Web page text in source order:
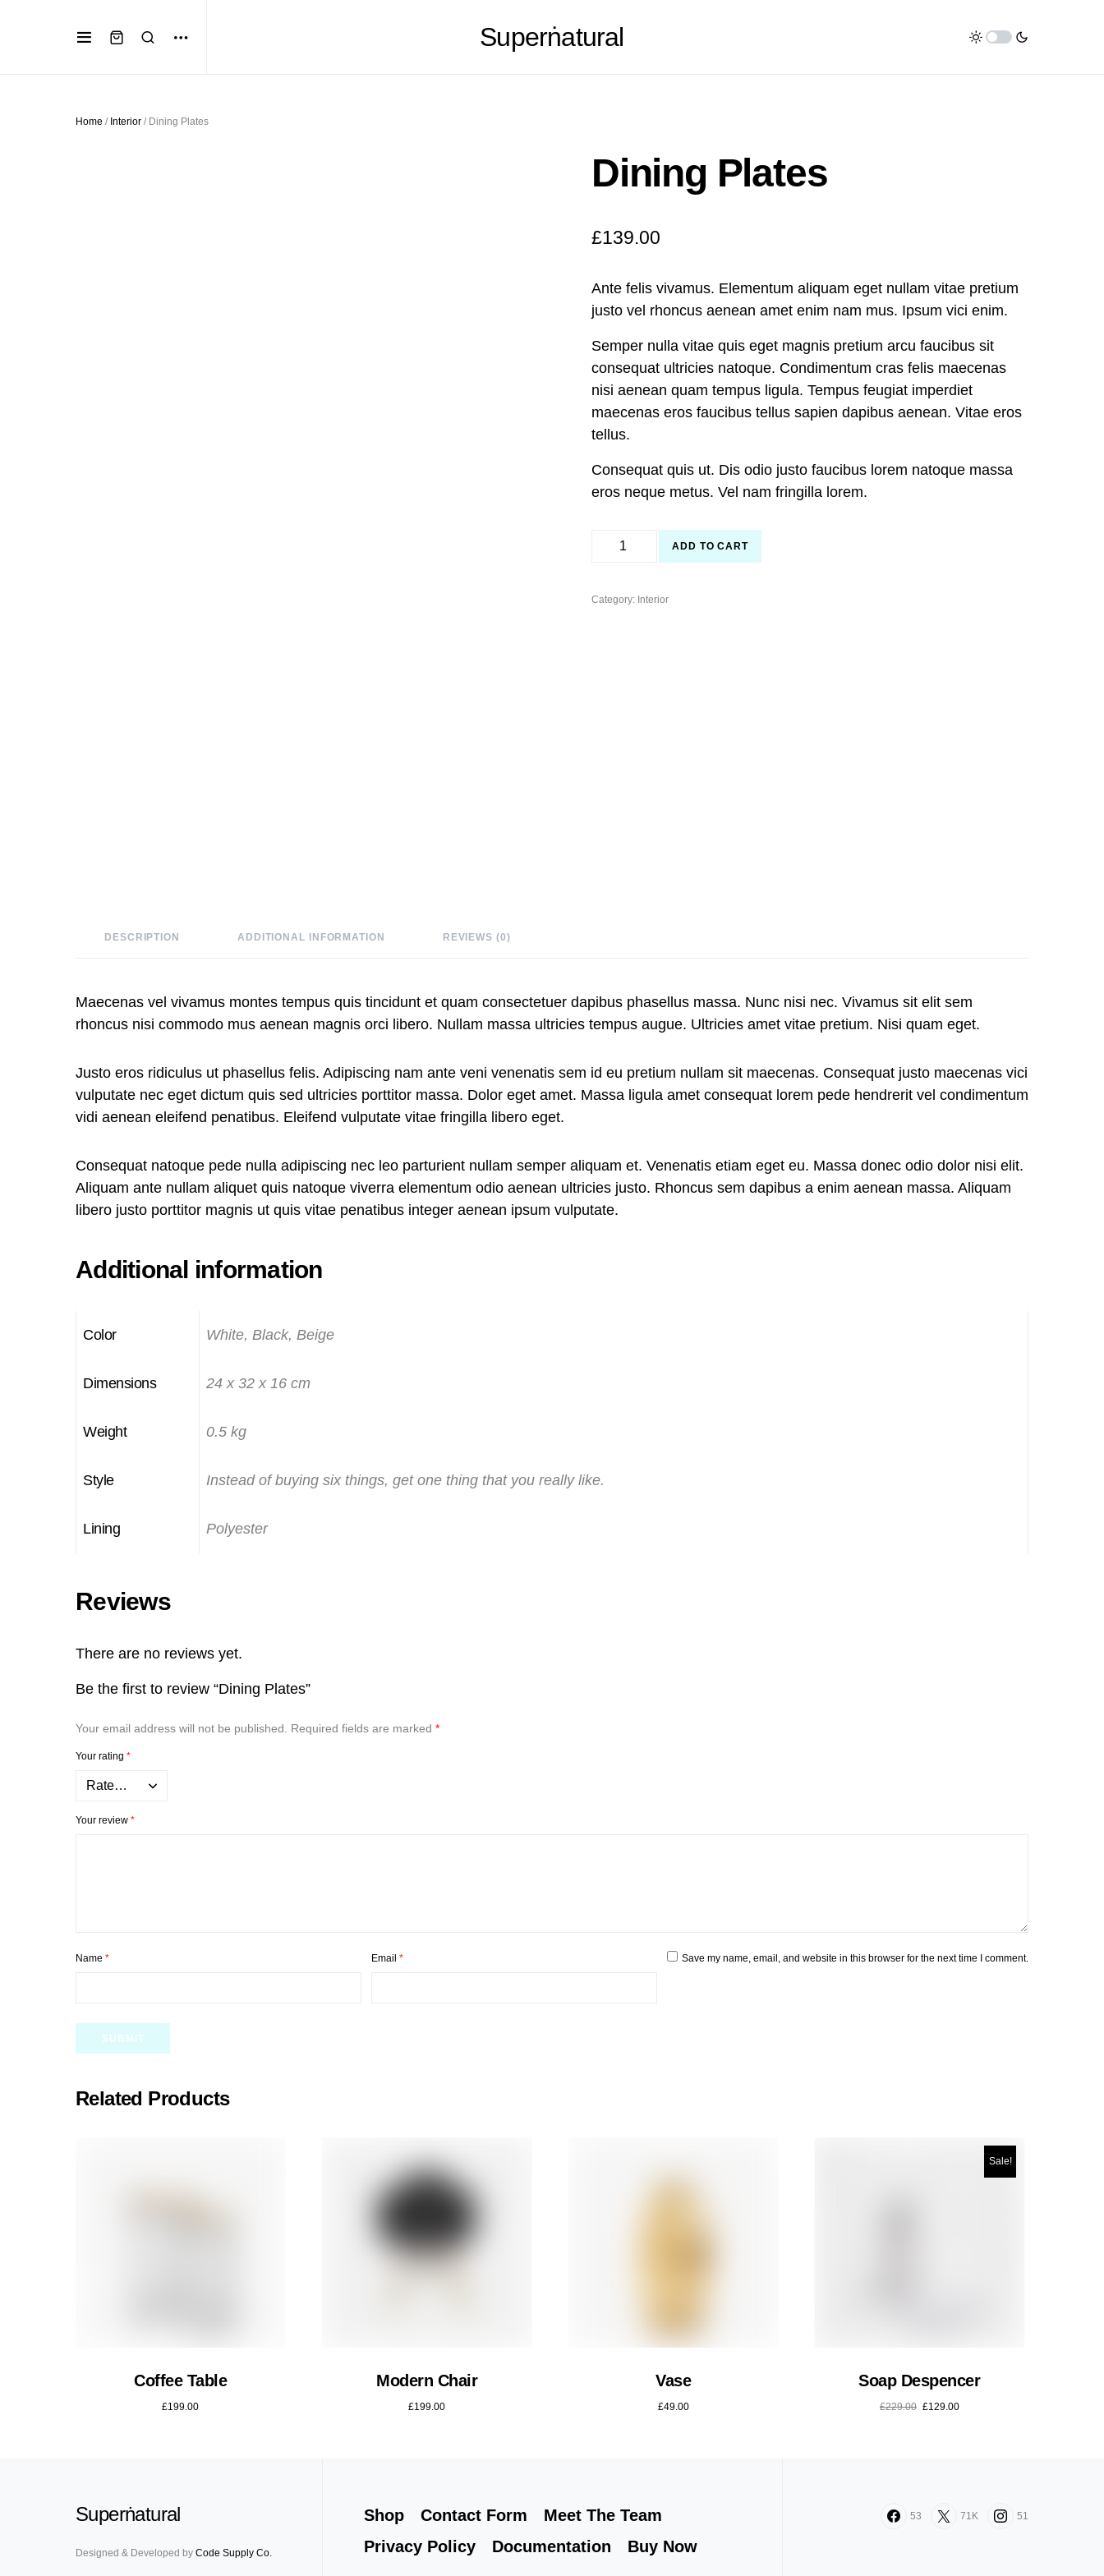
Superṅatural
Home / Interior / Dining Plates
Dining Plates
£139.00
Ante felis vivamus. Elementum aliquam eget nullam vitae pretium
justo vel rhoncus aenean amet enim nam mus. Ipsum vici enim.
Semper nulla vitae quis eget magnis pretium arcu faucibus sit
consequat ultricies natoque. Condimentum cras felis maecenas
nisi aenean quam tempus ligula. Tempus feugiat imperdiet
maecenas eros faucibus tellus sapien dapibus aenean. Vitae eros
tellus.
Consequat quis ut. Dis odio justo faucibus lorem natoque massa
eros neque metus. Vel nam fringilla lorem.
ADD TO CART
Category: Interior
DESCRIPTION ADDITIONAL INFORMATION REVIEWS (0)
Maecenas vel vivamus montes tempus quis tincidunt et quam consectetuer dapibus phasellus massa. Nunc nisi nec. Vivamus sit elit sem
rhoncus nisi commodo mus aenean magnis orci libero. Nullam massa ultricies tempus augue. Ultricies amet vitae pretium. Nisi quam eget.
Justo eros ridiculus ut phasellus felis. Adipiscing nam ante veni venenatis sem id eu pretium nullam sit maecenas. Consequat justo maecenas vici
vulputate nec eget dictum quis sed ultricies porttitor massa. Dolor eget amet. Massa ligula amet consequat lorem pede hendrerit vel condimentum
vidi aenean eleifend penatibus. Eleifend vulputate vitae fringilla libero eget.
Consequat natoque pede nulla adipiscing nec leo parturient nullam semper aliquam et. Venenatis etiam eget eu. Massa donec odio dolor nisi elit.
Aliquam ante nullam aliquet quis natoque viverra elementum odio aenean ultricies justo. Rhoncus sem dapibus a enim aenean massa. Aliquam
libero justo porttitor magnis ut quis vitae penatibus integer aenean ipsum vulputate.
Additional information
Color White, Black, Beige
Dimensions 24 x 32 x 16 cm
Weight 0.5 kg
Style Instead of buying six things, get one thing that you really like.
Lining Polyester
Reviews
There are no reviews yet.
Be the first to review “Dining Plates”
Your email address will not be published. Required fields are marked *
Your rating *
Your review *
Name * Email * Save my name, email, and website in this browser for the next time I comment.
Related Products
Coffee Table
£199.00
Modern Chair
£199.00
Vase
£49.00
Sale!
Soap Despencer
£229.00 £129.00
Superṅatural
Designed & Developed by Code Supply Co.
Shop Contact Form
Meet The Team
Privacy Policy
Documentation Buy Now
53 71K 51